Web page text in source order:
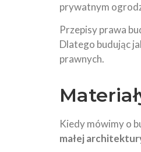
prywatnym
Przepisy prawa
Dlatego budując
prawnych.
Kiedy mówimy o
małej